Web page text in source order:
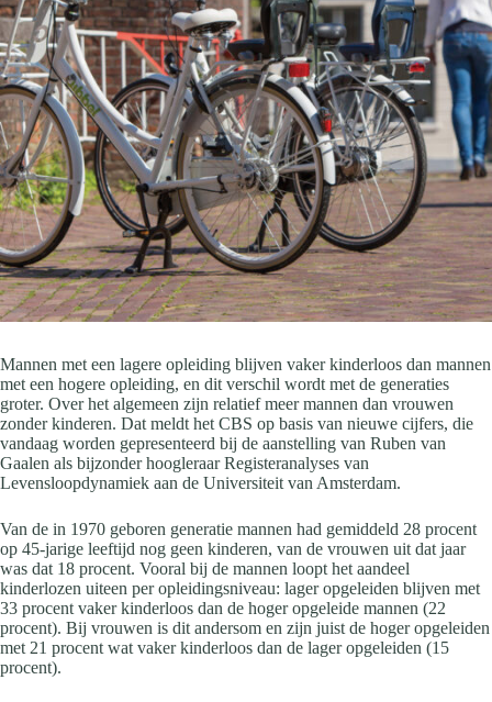
Mannen met een lagere opleiding blijven vaker kinderloos dan mannen
met een hogere opleiding, en dit verschil wordt met de generaties
groter. Over het algemeen zijn relatief meer mannen dan vrouwen
zonder kinderen. Dat meldt het CBS op basis van nieuwe cijfers, die
vandaag worden gepresenteerd bij de aanstelling van Ruben van
Gaalen als bijzonder hoogleraar Registeranalyses van
Levensloopdynamiek aan de Universiteit van Amsterdam.
Van de in 1970 geboren generatie mannen had gemiddeld 28 procent
op 45-jarige leeftijd nog geen kinderen, van de vrouwen uit dat jaar
was dat 18 procent. Vooral bij de mannen loopt het aandeel
kinderlozen uiteen per opleidingsniveau: lager opgeleiden blijven met
33 procent vaker kinderloos dan de hoger opgeleide mannen (22
procent). Bij vrouwen is dit andersom en zijn juist de hoger opgeleiden
met 21 procent wat vaker kinderloos dan de lager opgeleiden (15
procent).